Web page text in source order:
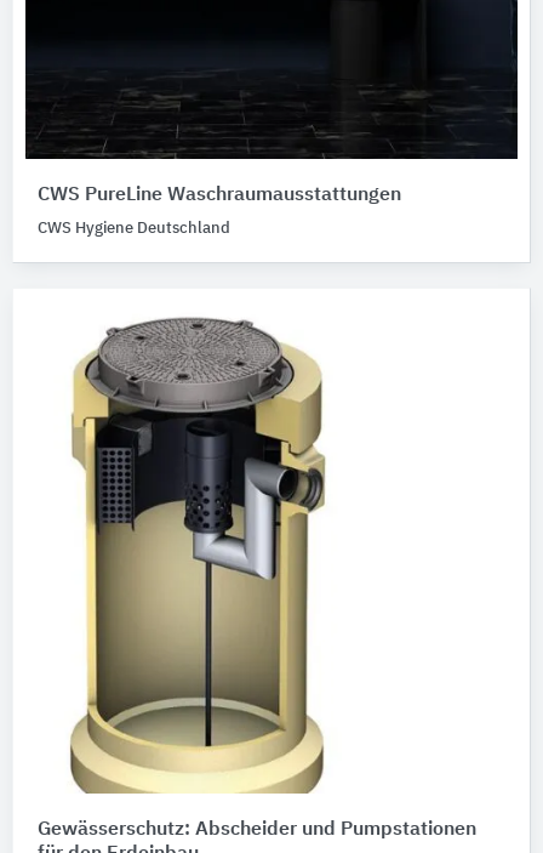
CWS PureLine Waschraumausstattungen
CWS Hygiene Deutschland
Gewässerschutz: Abscheider und Pumpstationen